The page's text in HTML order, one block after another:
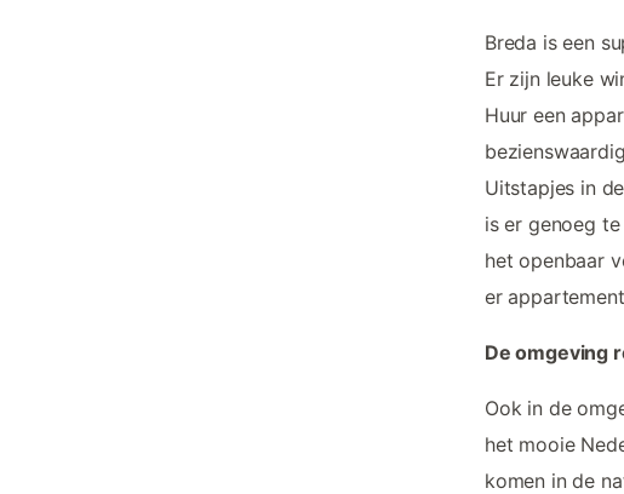
Breda is een
Er zijn leuke
Huur een
Uitstapjes in
is er genoeg
het openbaar
er
De omgeving
Ook in de
het mooie
komen in de